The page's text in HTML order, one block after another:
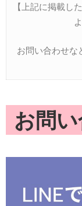
【上記に掲載し
お問い合わせな
お問